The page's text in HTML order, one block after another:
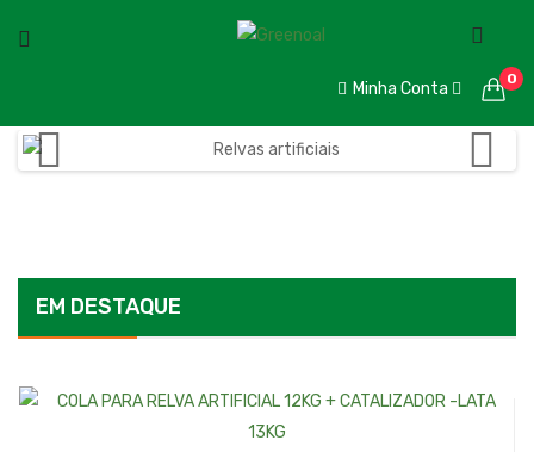
0
Minha Conta
EM DESTAQUE